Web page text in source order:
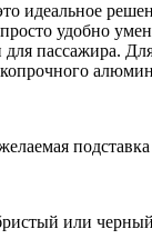
идеальное
удобно
для пассажира.
или